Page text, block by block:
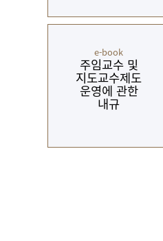
e-book
주임교수 및
지도교수제도
운영에 관한
내규